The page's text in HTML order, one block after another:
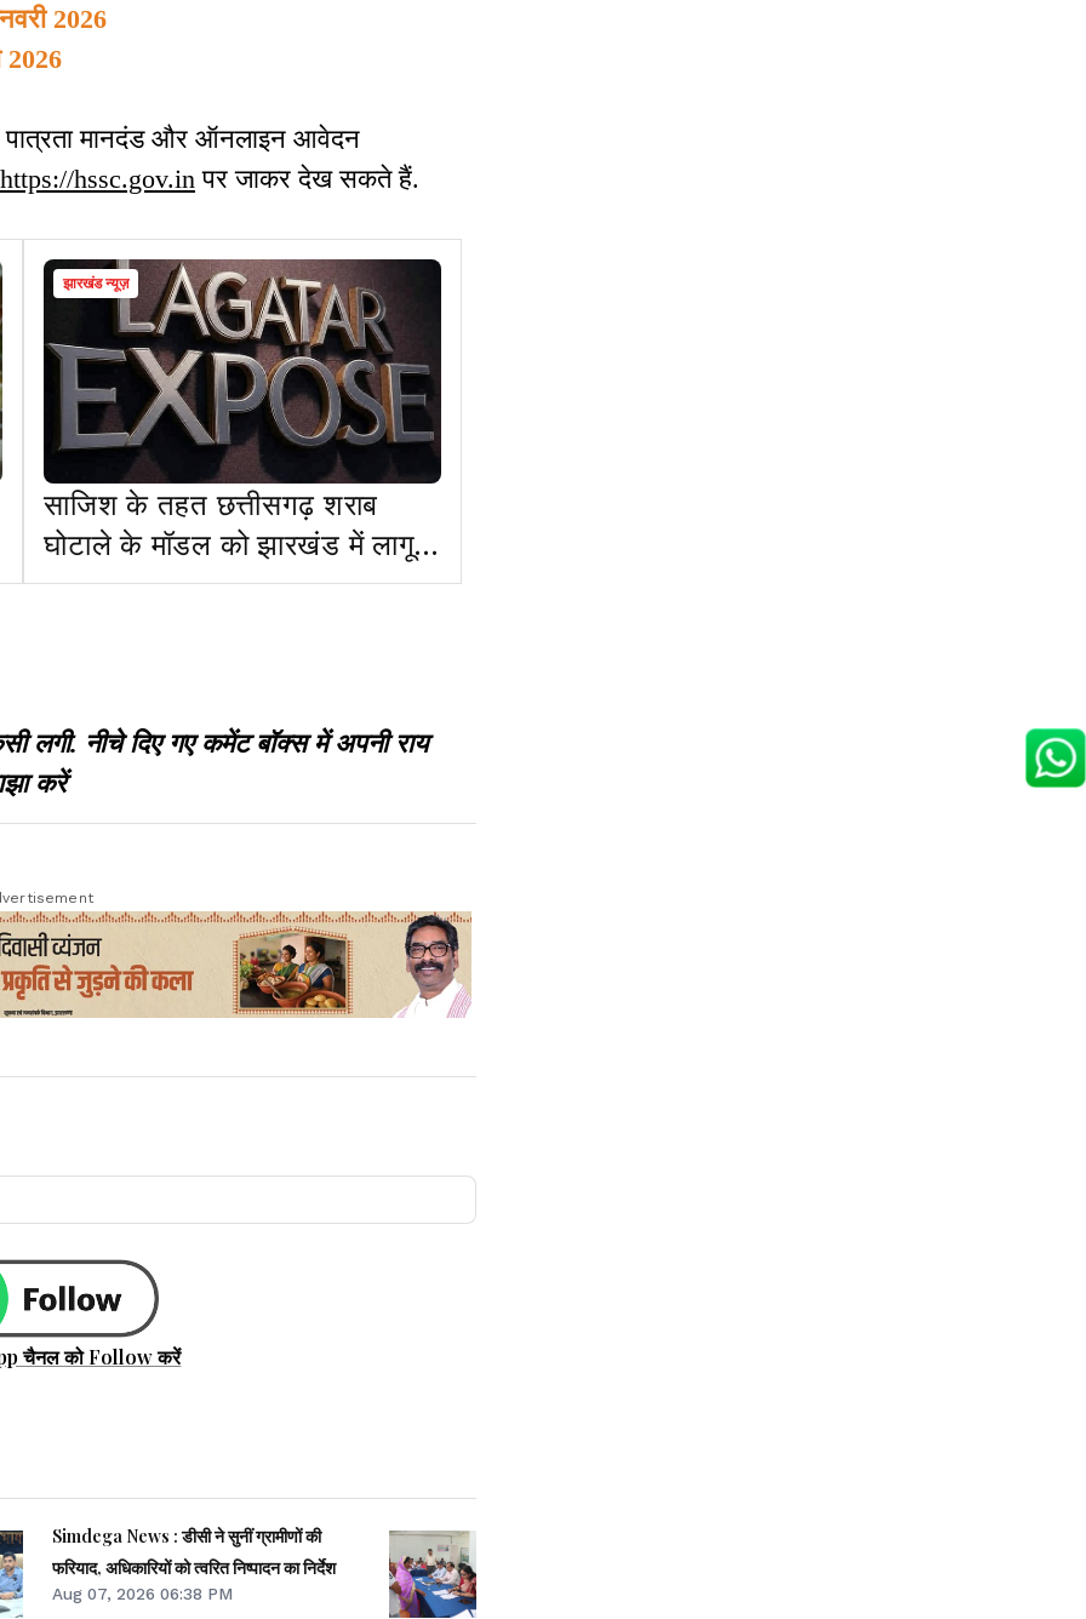
2026
2026
पात्रता मानदंड और ऑनलाइन आवेदन
hssc.gov.in पर जाकर देख सकते हैं.
झारखंड न्यूज़
साजिश के तहत छत्तीसगढ़ शराब
घोटाले के मॉडल को झारखंड में लागू
किया गया
नीचे दिए गए कमेंट बॉक्स में अपनी राय
करें
चैनल को Follow करें
Simdega News : डीसी ने सुनीं ग्रामीणों की
फरियाद, अधिकारियों को त्वरित निष्पादन का निर्देश
Aug 07, 2026 06:38 PM